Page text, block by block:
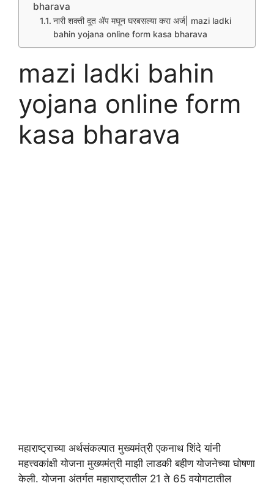
b
o
o
k
a
m
A
p
p
bharava
नारी शक्ती दूत ॲप मघून घरबसल्या करा अर्ज| mazi ladki
bahin yojana online form kasa bharava
mazi ladki bahin
yojana online form
kasa bharava
महाराष्ट्राच्या अर्थसंकल्पात मुख्यमंत्री एकनाथ शिंदे यांनी
महत्त्वकांक्षी योजना मुख्यमंत्री माझी लाडकी बहीण योजनेच्या घोषणा
केली. योजना अंतर्गत महाराष्ट्रातील 21 ते 65 वयोगटातील